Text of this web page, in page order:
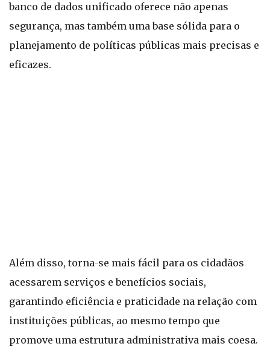
banco de dados unificado oferece não apenas
segurança, mas também uma base sólida para o
planejamento de políticas públicas mais precisas e
eficazes.
Além disso, torna-se mais fácil para os cidadãos
acessarem serviços e benefícios sociais,
garantindo eficiência e praticidade na relação com
instituições públicas, ao mesmo tempo que
promove uma estrutura administrativa mais coesa.